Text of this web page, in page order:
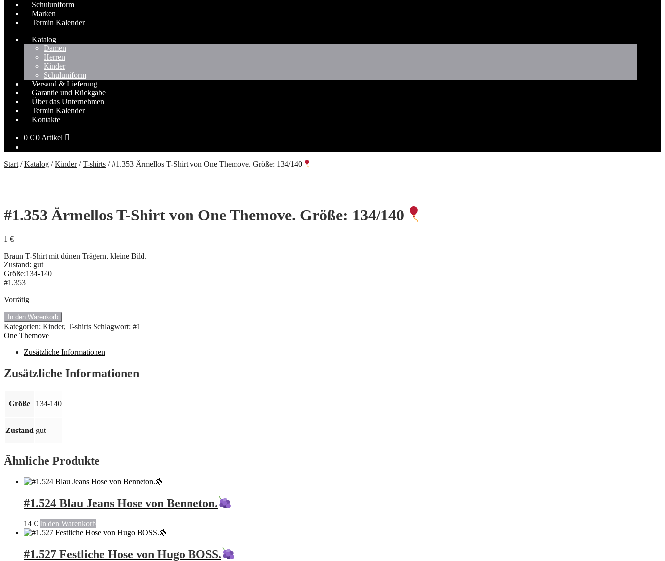
Schuluniform
Marken
Termin Kalender
Katalog
Damen
Herren
Kinder
Schuluniform
Versand & Lieferung
Garantie und Rückgabe
Über das Unternehmen
Termin Kalender
Kontakte
0 € 0 Artikel
Start /Katalog /Kinder/T-shirts /#1.353 Ärmellos T-Shirt von One Themove. Größe: 134/140
#1.353 Ärmellos T-Shirt von One Themove. Größe: 134/140
1 €
Braun T-Shirt mit dünen Trägern, kleine Bild.
Zustand: gut
Größe:134-140
#1.353
Vorrätig
#1.353
Ärmellos
T-
Themove.
Größe:
Menge
In den Warenkorb
Kategorien: Kinder, T-shirts Schlagwort: #1
One Themove
Zusätzliche Informationen
Zusätzliche Informationen
Größe 134-140
Zustand gut
Ähnliche Produkte
#1.524 Blau Jeans Hose von Benneton.
14 € In den Warenkorb
#1.527 Festliche Hose von Hugo BOSS.